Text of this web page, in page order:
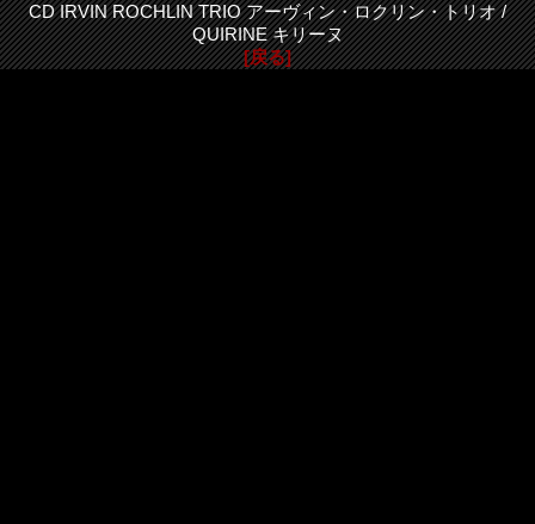
CD IRVIN ROCHLIN TRIO アーヴィン・ロクリン・トリオ /
QUIRINE キリーヌ
[戻る]